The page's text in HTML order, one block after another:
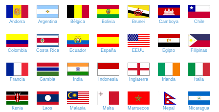
Andorra Argentina Bélgica Bolivia Brunei Camboya Chile
Colombia Costa Rica Ecuador España EEUU Egipto Filipinas
Francia Gambia India Indonesia Inglaterra Irlanda Italia
Kenia Laos Malasia Malta Marruecos Nepal Nicaragua